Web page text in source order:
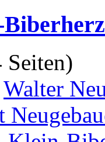
Seiten)
Walter